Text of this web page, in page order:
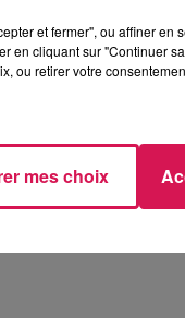
et fermer", ou affiner
en cliquant sur "Continuer
ou retirer votre
mes choix